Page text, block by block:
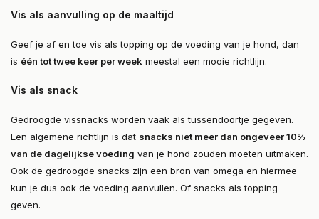
Vis als aanvulling op de maaltijd
Geef je af en toe vis als topping op de voeding van je hond, dan
is één tot twee keer per week meestal een mooie richtlijn.
Vis als snack
Gedroogde vissnacks worden vaak als tussendoortje gegeven.
Een algemene richtlijn is dat snacks niet meer dan ongeveer 10%
van de dagelijkse voeding van je hond zouden moeten uitmaken.
Ook de gedroogde snacks zijn een bron van omega en hiermee
kun je dus ook de voeding aanvullen. Of snacks als topping
geven.